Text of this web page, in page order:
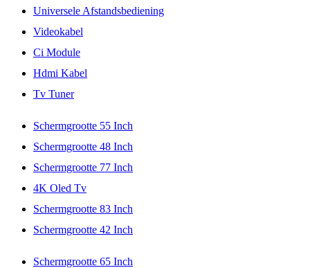
Universele Afstandsbediening
Videokabel
Ci Module
Hdmi Kabel
Tv Tuner
Schermgrootte 55 Inch
Schermgrootte 48 Inch
Schermgrootte 77 Inch
4K Oled Tv
Schermgrootte 83 Inch
Schermgrootte 42 Inch
Schermgrootte 65 Inch